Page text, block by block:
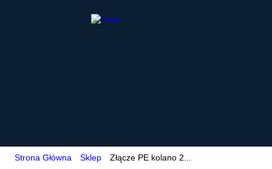
Strona Główna Sklep Złącze PE kolano 2...